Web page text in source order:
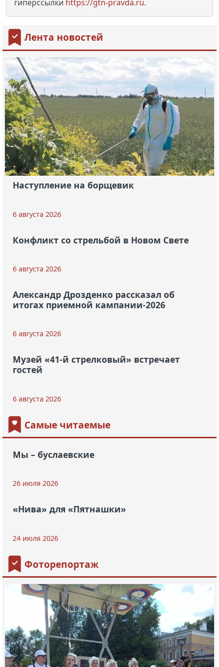
гиперссылки https://gtn-pravda.ru.
Лента новостей
Наступление на борщевик
6 августа 2026
Конфликт со стрельбой в Новом Свете
6 августа 2026
Александр Дрозденко рассказал об
итогах приемной кампании-2026
6 августа 2026
Музей «41-й стрелковый» встречает
гостей
6 августа 2026
Самые читаемые
Мы – буслаевские
26 июля 2026
«Нива» для «Пятнашки»
24 июля 2026
Фоторепортаж